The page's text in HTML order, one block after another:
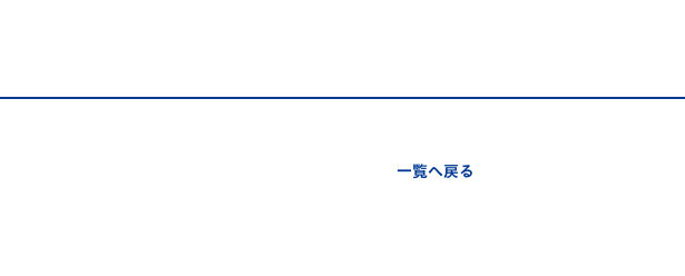
ール
フォトギャラリー
セス
一覧へ戻る